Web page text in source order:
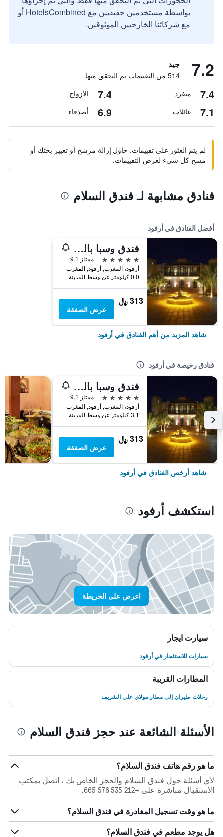
بواسطة مستخدمين حقيقيين مع HotelsCombined أو
مع شركائنا الخارجيين الموثوقين.
7.2 جيد
514 من التقييمات تم التحقق منها
7.4 منفرد 7.4 الأزواج
7.1 عائلات 6.9 أصدقاء
لم يتم العثور على تقييمات. حاول إزالة مرشح أو تغيير بحثك أو
مسح كل شيء لعرض التقييمات.
فنادق مشابهة لـ فندق السلام
أفضل الفنادق في أرفود
فندق وسبا باليه دو ديزرت
5 نجوم
ممتاز 9.1
أرفود، المغرب, أرفود, المغرب
0.0 كيلومتر عن وسط المدينة
313 ﷼
عرض الصفقة
شاهد المزيد من أهم الفنادق في أرفود
فنادق رخيصة في أرفود
فندق وسبا باليه دو ديزرت
5 نجوم
ممتاز 9.1
أرفود، المغرب, أرفود, المغرب
3.1 كيلومتر عن وسط المدينة
313 ﷼
عرض الصفقة
شاهد أرخص الفنادق في أرفود
استكشف أرفود
اعرض على الخريطة
سيارت ايجار
سيارات للاستئجار في أرفود
المطارات القريبة
رحلات طيران إلى مطار مولاي علي الشريف
الأسئلة الشائعة عند حجز فندق السلام
ما هو رقم هاتف فندق السلام؟
لأي أسئلة حول فندق السلام والحجز الخاص بك ، اتصل بمكتب
الاستقبال مباشرة على +212 535 576 665.
ما هو وقت تسجيل المغادرة في فندق السلام؟
هل يوجد مطعم في فندق السلام؟